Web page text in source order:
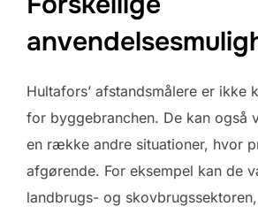
Hultafors’ afstandsmålere er ikke
for byggebranchen. De kan også
en række andre situationer, hvor
afgørende. For eksempel kan de
landbrugs- og